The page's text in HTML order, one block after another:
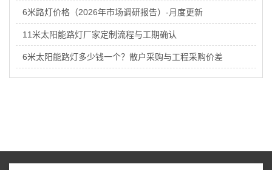
6米路灯价格（2026年市场调研报告）-月度更新
11米太阳能路灯厂家定制流程与工期确认
6米太阳能路灯多少钱一个？散户采购与工程采购价差